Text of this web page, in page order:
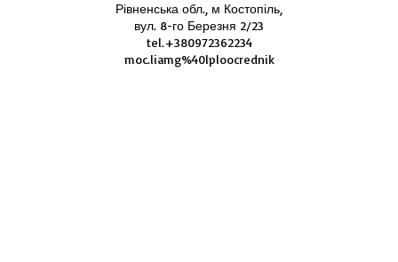
Рівненська обл., м Костопіль,
вул. 8-го Березня 2/23
tel.+380972362234
moc.liamg%40lploocrednik